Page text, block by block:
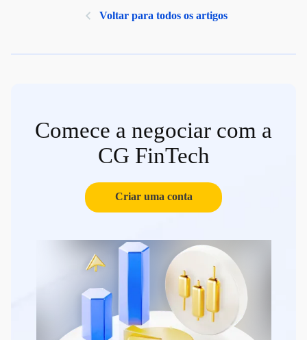
Voltar para todos os artigos
Comece a negociar com a
CG FinTech
Criar uma conta